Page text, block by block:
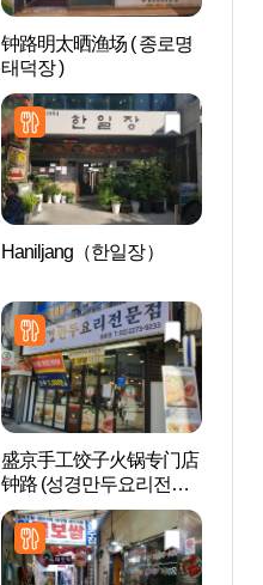
钟路明太晒渔场 ( 종로명
태덕장 )
Haniljang（한일장）
盛京手工饺子火锅专门店
钟路 (성경만두요리전문
점 종로)